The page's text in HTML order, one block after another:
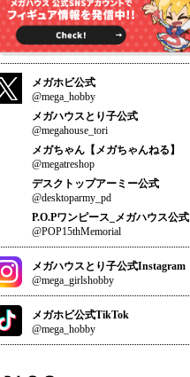
メガホビ公式
@mega_hobby
メガハウスとり子公式
@megahouse_tori
メガちゃん【メガちゃんねる】
@megatreshop
デスクトップアーミー公式
@desktoparmy_pd
P.O.Pワンピース_メガハウス公式
@POP15thMemorial
メガハウスとり子公式Instagram
@mega_girlshobby
メガホビ公式TikTok
@mega_hobby